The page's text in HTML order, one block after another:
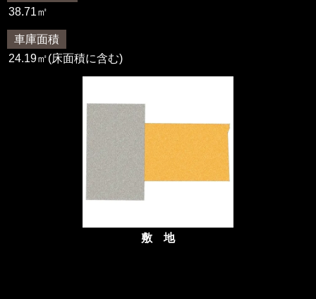
38.71㎡
車庫面積
24.19㎡(床面積に含む)
敷 地